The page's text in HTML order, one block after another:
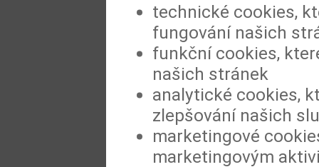
technické cookies,
fungování našich
funkční cookies,
našich stránek
analytické cookies,
zlepšování našich
marketingové
marketingovým